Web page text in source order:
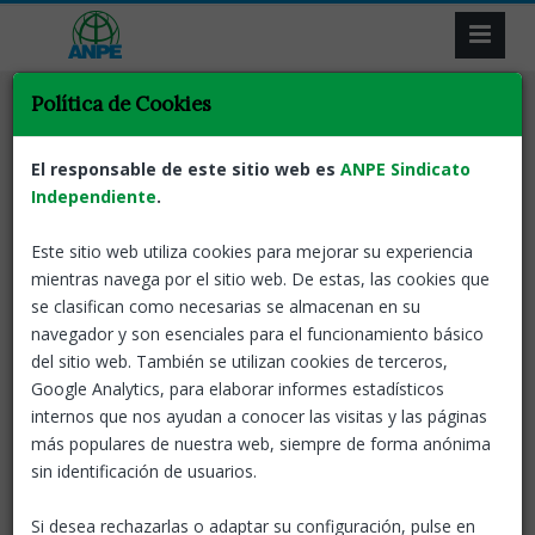
ANPE denuncia que el
personal docent continuarà
2024
El professorat i la resta d'empleats públics continuarem
perdent poder adquisitiu el 2024 a causa de la sensible
diferència entre l'exigua pujada salarial que se'ns aplicarà
aquest any i el notable increment previst de la inflació.
Política de Cookies
El responsable de este sitio web es ANPE Sindicato
Independiente.
Este sitio web utiliza cookies para mejorar su experiencia
mientras navega por el sitio web. De estas, las cookies que
se clasifican como necesarias se almacenan en su
navegador y son esenciales para el funcionamiento básico
del sitio web. También se utilizan cookies de terceros,
Google Analytics, para elaborar informes estadísticos
internos que nos ayudan a conocer las visitas y las páginas
más populares de nuestra web, siempre de forma anónima
sin identificación de usuarios.
Si desea rechazarlas o adaptar su configuración, pulse en